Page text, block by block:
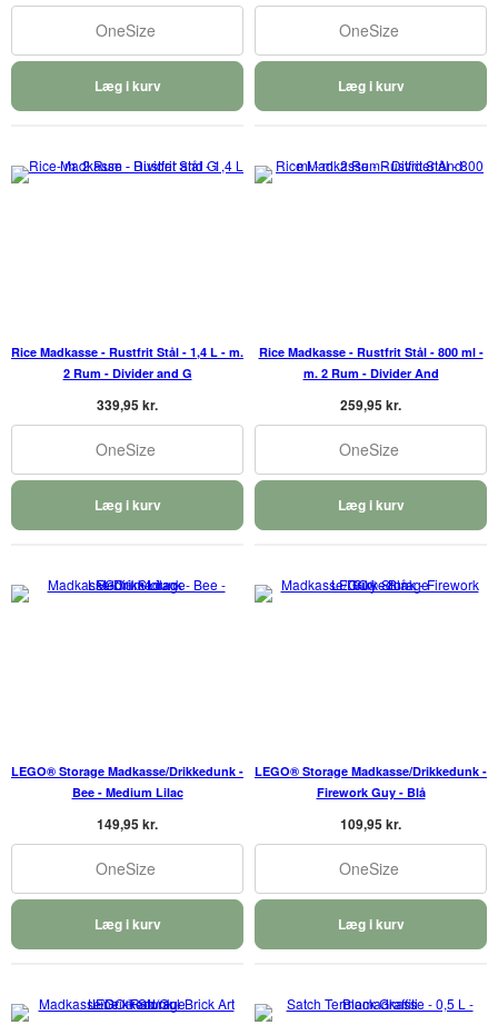
OneSize
Læg i kurv
OneSize
Læg i kurv
Rice Madkasse - Rustfrit Stål - 1,4 L - m.
2 Rum - Divider and G
339,95 kr.
OneSize
Læg i kurv
Rice Madkasse - Rustfrit Stål - 800 ml -
m. 2 Rum - Divider And
259,95 kr.
OneSize
Læg i kurv
LEGO® Storage Madkasse/Drikkedunk -
Bee - Medium Lilac
149,95 kr.
OneSize
Læg i kurv
LEGO® Storage Madkasse/Drikkedunk -
Firework Guy - Blå
109,95 kr.
OneSize
Læg i kurv